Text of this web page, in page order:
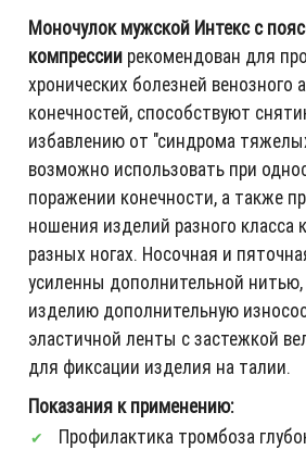
Моночулок мужской Интекс с
компрессии рекомендован для
хронических болезней венозного
конечностей, способствуют
избавлению от "синдрома
возможно использовать при
поражении конечности, а также
ношения изделий разного класса
разных ногах. Носочная и
усиленны дополнительной
изделию дополнительную
эластичной ленты с застежкой
для фиксации изделия на талии.
Показания к применению:
Профилактика тромбоза